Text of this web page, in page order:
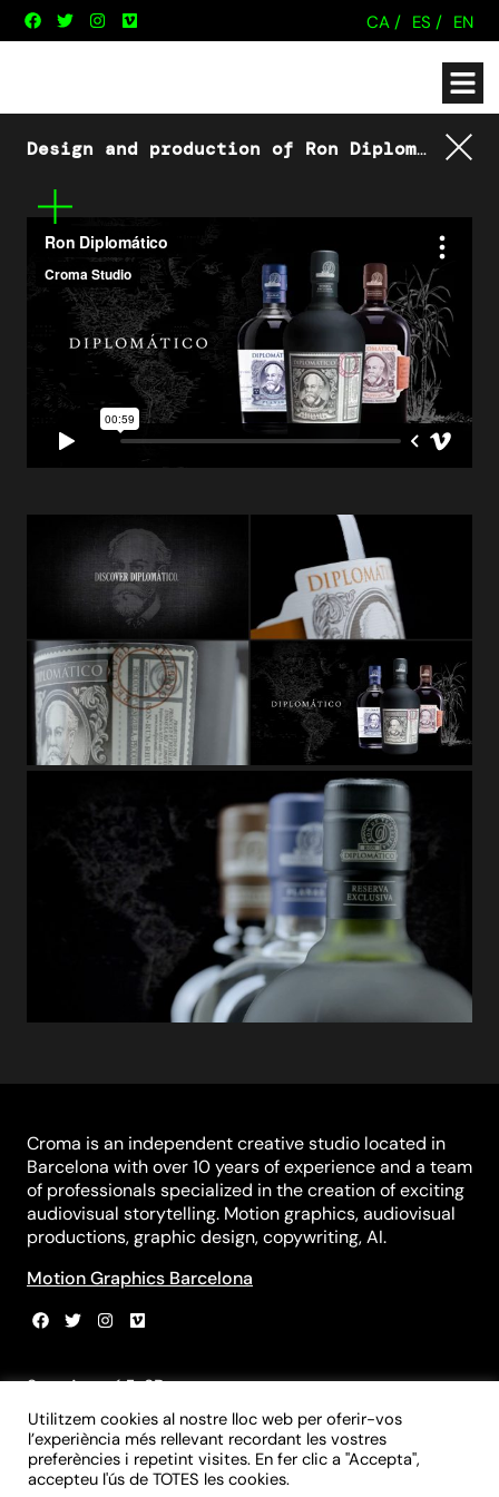
CA / ES / EN
Design and production of Ron Diplomático
Mes
informació
Croma is an independent creative studio located in
Barcelona with over 10 years of experience and a team
of professionals specialized in the creation of exciting
audiovisual storytelling. Motion graphics, audiovisual
productions, graphic design, copywriting, AI.
Motion Graphics Barcelona
Sant Agustí 5, 3B
08012 Barcelona
+34 931 839 981
+34 699 970 055
info@croma-studio.com
Utilitzem cookies al nostre lloc web per oferir-vos
l’experiència més rellevant recordant les vostres
preferències i repetint visites. En fer clic a "Accepta",
accepteu l'ús de TOTES les cookies.